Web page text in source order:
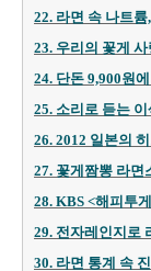
22. 라면 속 나트
23. 우리의 꽃게
24. 단돈 9,900원
25. 소리로 듣는
26. 2012 일본의
27. 꽃게짬뽕 라면
28. KBS <해피투
29. 전자레인지로
30. 라면 통계 속